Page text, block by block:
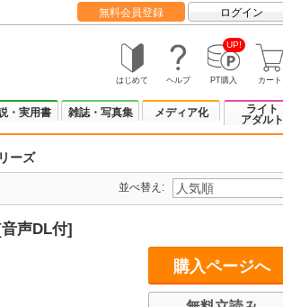
無料会員登録 ログイン
はじめて ヘルプ
UP!
PT購入 カート
・実用書 雑誌・写真集 メディア化
ライト
アダルト
ーズ
並べ替え:
声DL付]
購入ページへ